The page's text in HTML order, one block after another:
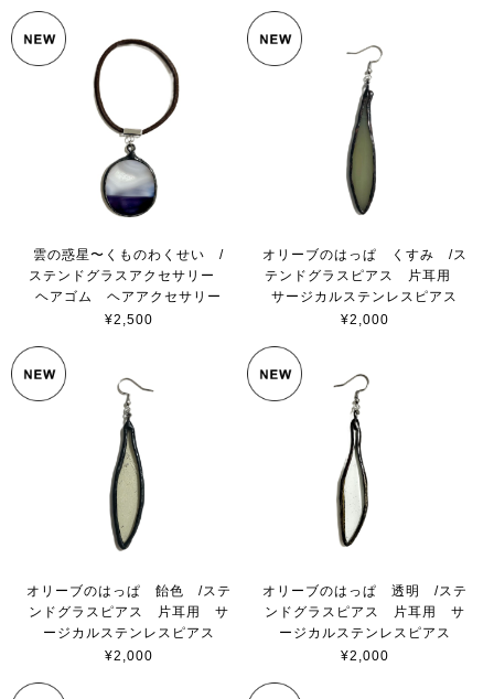
雲の惑星〜くものわくせい /
ステンドグラスアクセサリー
ヘアゴム ヘアアクセサリー
¥2,500
オリーブのはっぱ くすみ /ス
テンドグラスピアス 片耳用
サージカルステンレスピアス
¥2,000
オリーブのはっぱ 飴色 /ステ
ンドグラスピアス 片耳用 サ
ージカルステンレスピアス
¥2,000
オリーブのはっぱ 透明 /ステ
ンドグラスピアス 片耳用 サ
ージカルステンレスピアス
¥2,000